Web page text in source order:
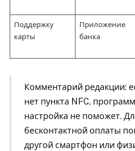
Поддержку
карты
Приложение
банка
Комментарий редакции:
нет пункта NFC,
настройка не поможет.
бесконтактной оплаты
другой смартфон или